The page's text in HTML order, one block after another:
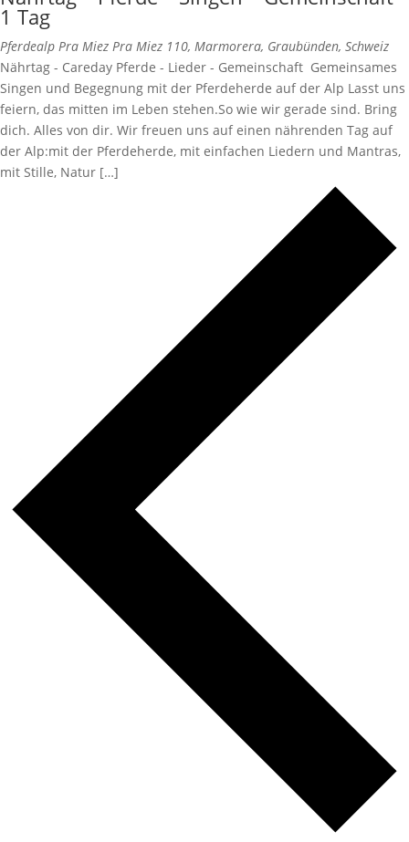
1 Tag
Pferdealp Pra Miez Pra Miez 110, Marmorera, Graubünden, Schweiz
Nährtag - Careday Pferde - Lieder - Gemeinschaft Gemeinsames
Singen und Begegnung mit der Pferdeherde auf der Alp Lasst uns
feiern, das mitten im Leben stehen.So wie wir gerade sind. Bring
dich. Alles von dir. Wir freuen uns auf einen nährenden Tag auf
der Alp:mit der Pferdeherde, mit einfachen Liedern und Mantras,
mit Stille, Natur […]